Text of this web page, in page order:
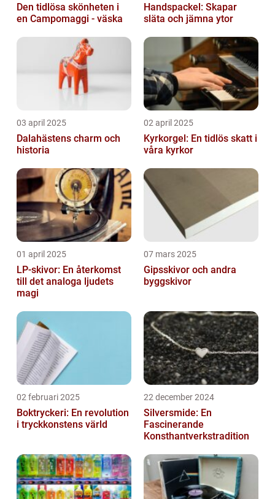
Den tidlösa skönheten i
en Campomaggi - väska
Handspackel: Skapar
släta och jämna ytor
03 april 2025
Dalahästens charm och
historia
02 april 2025
Kyrkorgel: En tidlös skatt i
våra kyrkor
01 april 2025
LP-skivor: En återkomst
till det analoga ljudets
magi
07 mars 2025
Gipsskivor och andra
byggskivor
02 februari 2025
Boktryckeri: En revolution
i tryckkonstens värld
22 december 2024
Silversmide: En
Fascinerande
Konsthantverkstradition